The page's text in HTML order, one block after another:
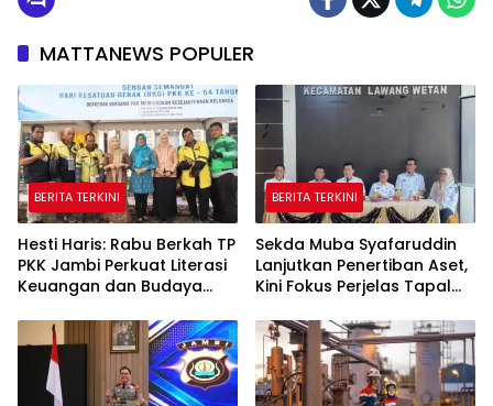
MATTANEWS POPULER
BERITA TERKINI
Hesti Haris: Rabu Berkah TP
PKK Jambi Perkuat Literasi
Keuangan dan Budaya
BERITA TERKINI
Sekda Muba Syafaruddin
Lanjutkan Penertiban Aset,
Kini Fokus Perjelas Tapal
Wetan